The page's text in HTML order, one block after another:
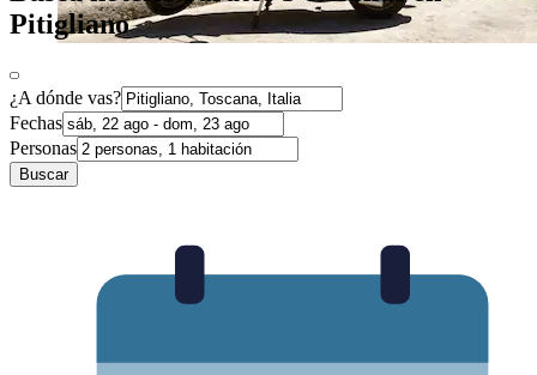
Pitigliano
¿A dónde vas?
Fechas
Personas
Buscar